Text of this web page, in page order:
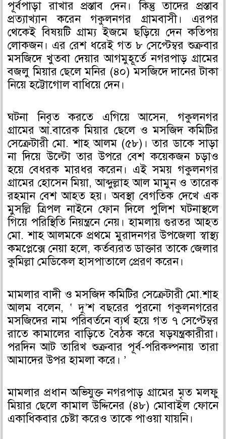
পূর্বপাড়া রাখার প্রস্তাব দেন। কিন্তু তাদের প্রস্তাব
প্রত্যাখ্যান করেন গকুলনগর গ্রামবাসী। এরপর
থেকেই বিষয়টি গ্রাম্য ইজমে ছড়িয়ে দেন কতিপয়
লোকজন। এর রেশ ধরেই গত ৮ সেপ্টেম্বর শুক্রবার
মসজিদে খুতবা দেয়ার আগমুহূর্তে নগরপাড় গ্রামের
বজলু মিয়ার ছেলে মনির (৪০) মসজিদে দানের টাকা
নিয়ে হট্টোগোল বাধিয়ে দেন।
ঘটনা নিবৃত করতে এগিয়ে আসেন, গকুলনগর
গ্রামের আ.বারেক মিয়ার ছেলে ও মসজিদ কমিটির
সেক্রেটারী মো. শাহ আলম (৫৮)। তার ডাকে সাড়া
না দিয়ে উল্টো তার উপরে বেশ কয়েকজন চড়াও
হয়ে বেধরক মারধর করেন। এই সময় গকুলনগর
গ্রামের হোসেন মিয়া, আব্দুল্লাহ আল মামুন ও তারেক
রহমান বেশ আহত হয়। অবস্থা বেগতিক দেখে এক
মুসল্লি ত্রিপল নাইনে ফোন দিলে পুলিশ ঘটনাস্থলে
গিয়ে পরিস্থিতি নিয়ন্ত্রনে নেয়। হামলায় গুরতর আহত
মো. শাহ আলমকে প্রথমে মুরাদনগর উপজেলা স্বাস্থ্য
কমপ্লেক্সে নেয়া হলে, কর্তব্যরত ডাক্তার তাকে জেলার
কুমিল্লা মেডিকেল হাসপাতালে প্রেরণ করেন।
মামলার বাদী ও মসজিদ কমিটির সেক্রেটারী মো.শাহ
আলম বলেন, ‘ দু’শ বছরের পুরনো গকুলনগরের
মসজিদের নাম পরিবর্তনে ব্যর্থ হয়ে গত ৭ সেপ্টেম্বর
রাতে কামালের বাড়িতে বৈঠক করে ষড়যন্ত্রকারীরা।
পরদিন আট তারিখ শুক্রবার পূর্ব-পরিকল্পনায় তারা
আমাদের উপর হামলা করে। ’
মামলার প্রধান অভিযুক্ত নগরপাড় গ্রামের মৃত মলফু
মিয়ার ছেলে কামাল উদ্দিনের (৪৮) মোবাইল ফোনে
একাধিকবার চেষ্টা করেও তাকে পাওয়া যায়নি।